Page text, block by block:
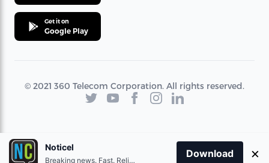
Get it on
Google Play
© 2021 360 Telecom Corporation. All rights reserved.
Noticel
Breaking news. Fast. Reliable.
Download ×